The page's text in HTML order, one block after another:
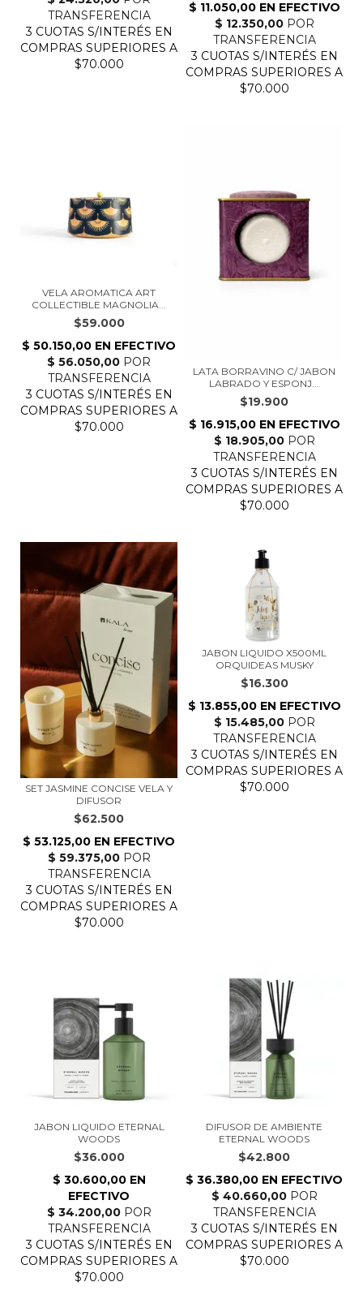
VELA AROMATICA ART
COLLECTIBLE MAGNOLIA...
$59.000
LATA BORRAVINO C/ JABON
LABRADO Y ESPONJ...
$19.900
SET JASMINE CONCISE VELA Y
DIFUSOR
$62.500
JABON LIQUIDO X500ML
ORQUIDEAS MUSKY
$16.300
JABON LIQUIDO ETERNAL
WOODS
$36.000
DIFUSOR DE AMBIENTE
ETERNAL WOODS
$42.800